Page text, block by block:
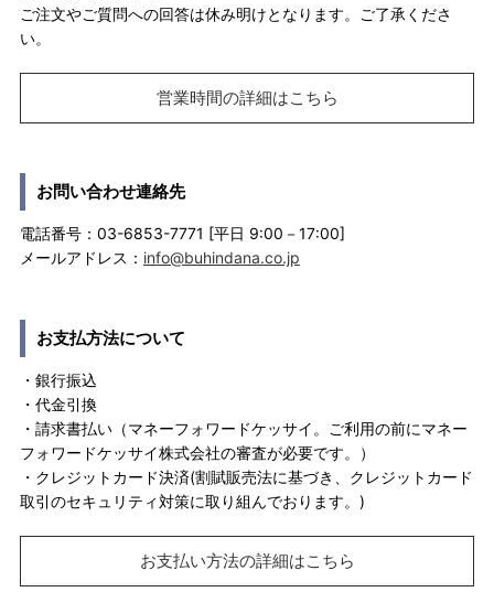
ご注文やご質問への回答は休み明けとなります。ご了承くださ
い。
営業時間の詳細はこちら
お問い合わせ連絡先
電話番号：03-6853-7771 [平日 9:00－17:00]
メールアドレス： info@buhindana.co.jp
お支払方法について
・銀行振込
・代金引換
・請求書払い（マネーフォワードケッサイ。ご利用の前にマネー
フォワードケッサイ株式会社の審査が必要です。）
・クレジットカード決済(割賦販売法に基づき、クレジットカード
取引のセキュリティ対策に取り組んでおります。)
お支払い方法の詳細はこちら